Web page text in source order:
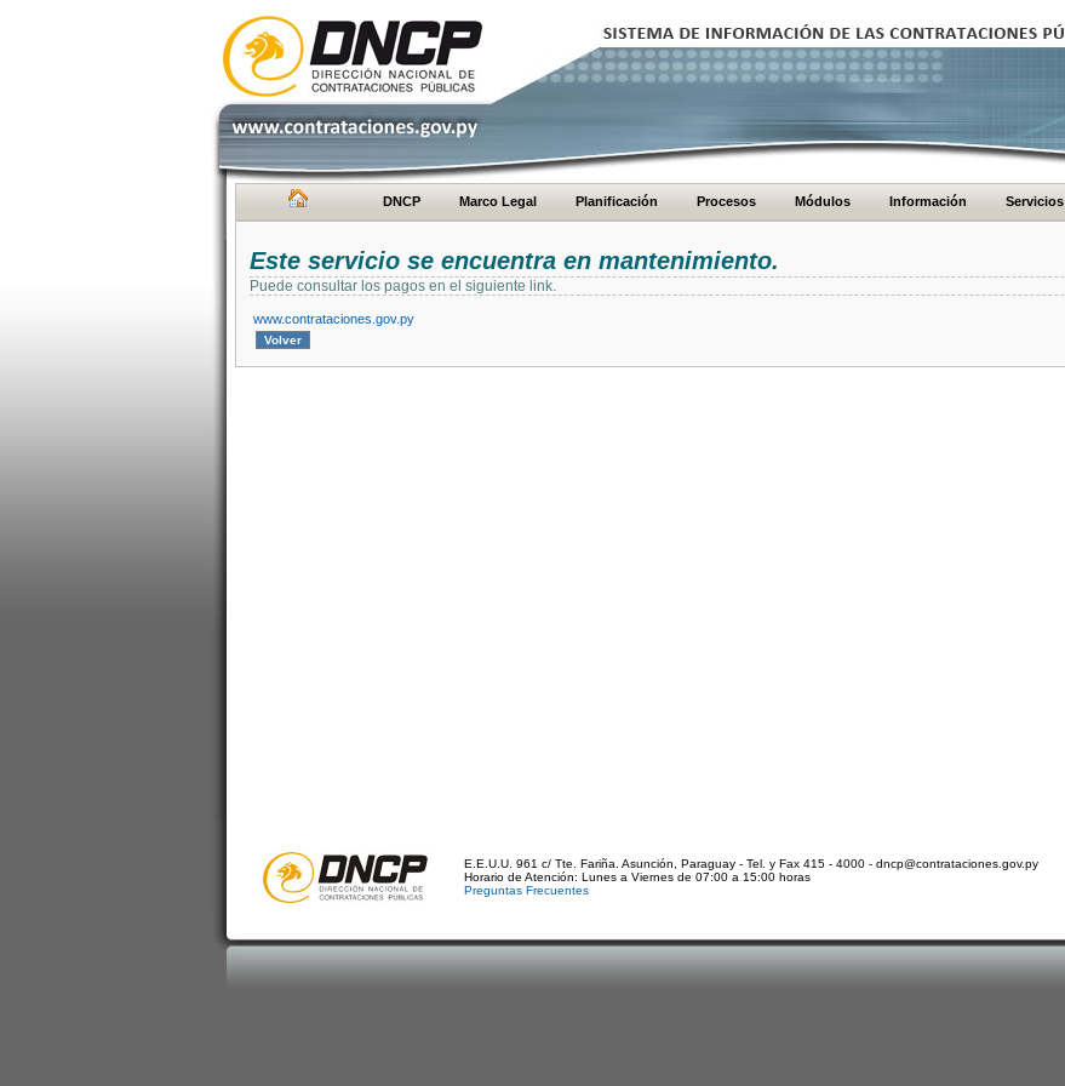
DNCP Marco Legal Planificación Procesos Módulos Información Servicios
Este servicio se encuentra en mantenimiento.
Puede consultar los pagos en el siguiente link.
www.contrataciones.gov.py
E.E.U.U. 961 c/ Tte. Fariña. Asunción, Paraguay - Tel. y Fax 415 - 4000 - dncp@contrataciones.gov.py
Horario de Atención: Lunes a Viernes de 07:00 a 15:00 horas
Preguntas Frecuentes